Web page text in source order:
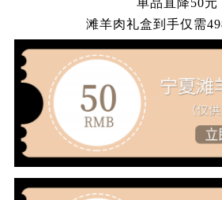
滩羊肉礼盒到手仅需